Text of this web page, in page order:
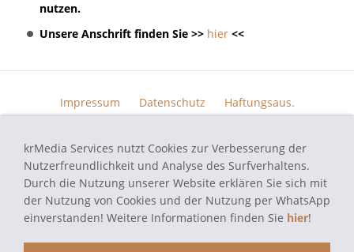
nutzen.
Unsere Anschrift finden Sie >> hier <<
Impressum Datenschutz
Haftungsaus.
Funktionsgarantie
autoradio-navi-doktor.de - Navi Reparatur Service - Alle verwendeten
krMedia Services nutzt Cookies zur Verbesserung der
Nutzerfreundlichkeit und Analyse des Surfverhaltens.
Durch die Nutzung unserer Website erklären Sie sich mit
der Nutzung von Cookies und der Nutzung per WhatsApp
einverstanden! Weitere Informationen finden Sie hier!